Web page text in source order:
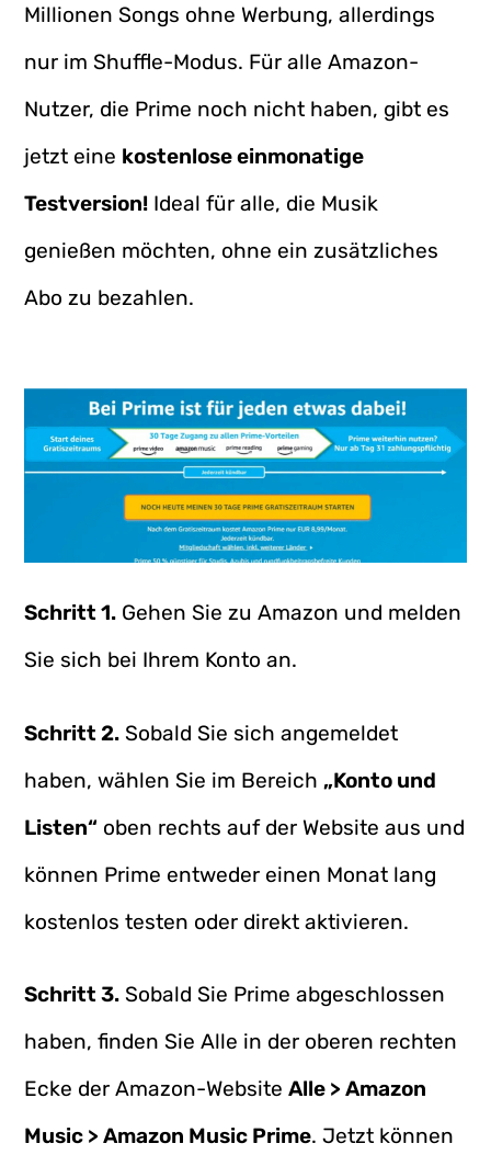
Millionen Songs ohne Werbung, allerdings
nur im Shuffle-Modus. Für alle Amazon-
Nutzer, die Prime noch nicht haben, gibt es
jetzt eine kostenlose einmonatige
Testversion! Ideal für alle, die Musik
genießen möchten, ohne ein zusätzliches
Abo zu bezahlen.
Schritt 1. Gehen Sie zu Amazon und melden
Sie sich bei Ihrem Konto an.
Schritt 2. Sobald Sie sich angemeldet
haben, wählen Sie im Bereich „Konto und
Listen“ oben rechts auf der Website aus und
können Prime entweder einen Monat lang
kostenlos testen oder direkt aktivieren.
Schritt 3. Sobald Sie Prime abgeschlossen
haben, finden Sie Alle in der oberen rechten
Ecke der Amazon-WebsiteAlle > Amazon
Music > Amazon Music Prime. Jetzt können